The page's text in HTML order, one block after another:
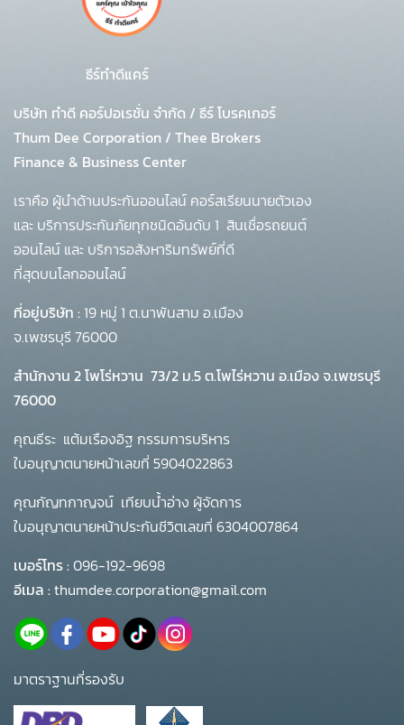
ธีร์ทำดีแคร์
บริษัท ทำดี คอร์ปอเรชั่น จำกัด / ธีร์ โบรคเกอร์
Thum Dee Corporation / Thee Brokers
Finance & Business Center
เราคือ ผู้นำด้านประกันออนไลน์ คอร์สเรียนนายตัวเอง
และ บริการประกันภัยทุกชนิดอันดับ 1 สินเชื่อรถยนต์
ออนไลน์ และ บริการอสังหาริมทรัพย์ที่ดี
ที่สุดบนโลกออนไลน์
ที่อยู่บริษัท : 19 หมู่ 1 ต.นาพันสาม อ.เมือง
จ.เพชรบุรี 76000
สำนักงาน 2 โพโร่หวาน 73/2 ม.5 ต.โพไร่หวาน อ.เมือง จ.เพชรบุรี
76000
คุณธีระ แต้มเรืองอิฐ กรรมการบริหาร
ใบอนุญาตนายหน้าเลขที่ 5904022863
คุณกัญทกาญจน์ เทียบน้ำอ่าง ผู้จัดการ
ใบอนุญาตนายหน้าประกันชีวิตเลขที่ 6304007864
เบอร์โทร :096-192-9698
อีเมล :thumdee.corporation@gmail.com
มาตราฐานที่รองรับ